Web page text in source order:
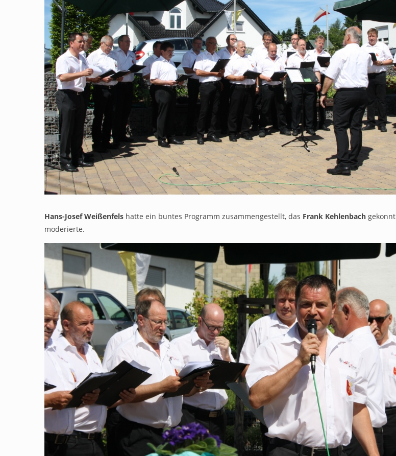
Hans-Josef Weißenfels hatte ein buntes Programm zusammengestellt, das Frank Kehlenbach gekonnt
moderierte.